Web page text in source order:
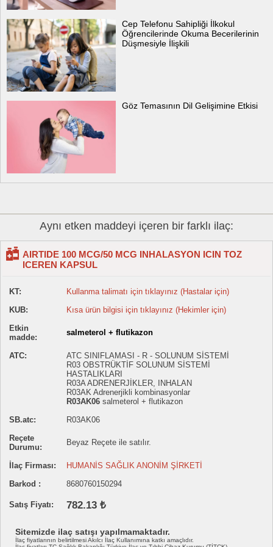
Cep Telefonu Sahipliği İlkokul
Öğrencilerinde Okuma Becerilerinin
Düşmesiyle İlişkili
Göz Temasının Dil Gelişimine Etkisi
Aynı etken maddeyi içeren bir farklı ilaç:
AIRTIDE 100 MCG/50 MCG INHALASYON ICIN TOZ
ICEREN KAPSUL
KT:
Kullanma talimatı için tıklayınız (Hastalar için)
KUB:
Kısa ürün bilgisi için tıklayınız (Hekimler için)
Etkin
madde:
salmeterol + flutikazon
ATC:
ATC SINIFLAMASI - R - SOLUNUM SİSTEMİ
R03 OBSTRÜKTİF SOLUNUM SİSTEMİ
HASTALIKLARI
R03A ADRENERJİKLER, INHALAN
R03AK Adrenerjikli kombinasyonlar
R03AK06 salmeterol + flutikazon
SB.atc:
R03AK06
Reçete
Durumu:
Beyaz Reçete ile satılır.
İlaç Firması:
HUMANİS SAĞLIK ANONİM ŞİRKETİ
Barkod :
8680760150294
Satış Fiyatı: 782.13 ₺
Sitemizde ilaç satışı yapılmamaktadır.
İlaç fiyatlarının belirtilmesi Akılcı İlaç Kullanımına katkı amaçlıdır.